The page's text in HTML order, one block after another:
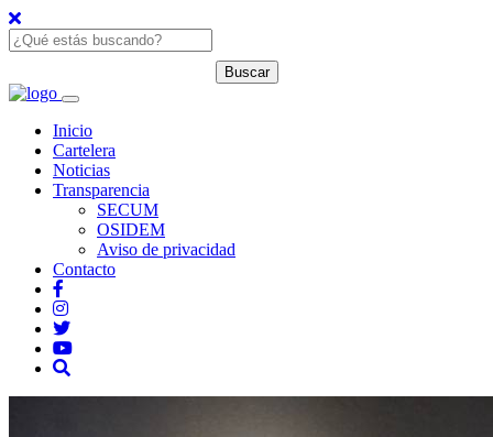
Inicio
Cartelera
Noticias
Transparencia
SECUM
OSIDEM
Aviso de privacidad
Contacto